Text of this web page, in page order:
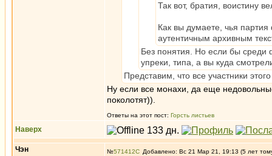
Так вот, братия, воистину
Как вы думаете, чья
аутентичным архивным
Без понятия. Но если бы
упреки, типа, а вы куда
Представим, что все участники
Ну если все монахи, да еще
поколотят)).
Ответы на этот пост: Горсть листьев
Наверх
Чэн №571412 Добавлено: Вс 21 Мар 21, 19:13 (5 лет